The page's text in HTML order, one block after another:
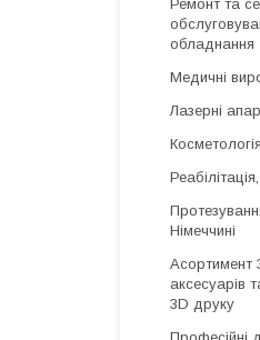
Ремонт та
обладнання
Медичні
Лазерні
Косметологія
Німеччині
Асортимент
аксесуарів
3D друку